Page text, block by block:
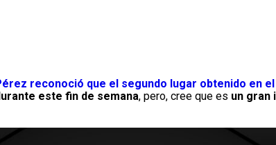
reconoció que el segundo lugar obtenido en
este fin de semana, pero, cree que es un gran